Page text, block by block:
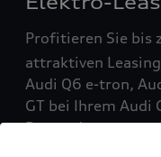
Profitieren Sie bis
attraktiven
Audi Q6 e-tron,
GT bei Ihrem Audi
Partner!